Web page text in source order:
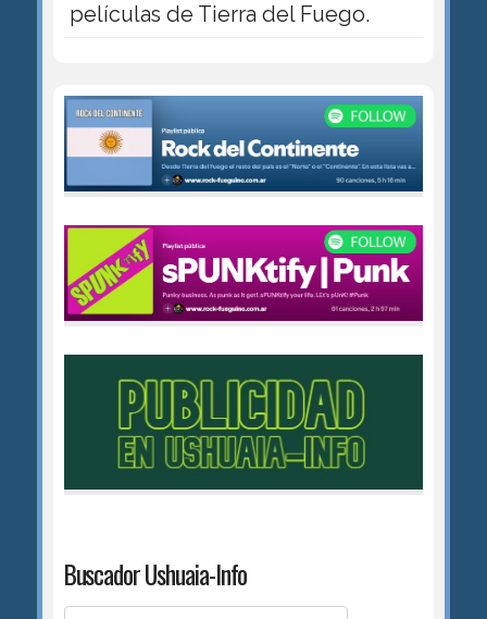
películas de Tierra del Fuego.
Buscador Ushuaia-Info